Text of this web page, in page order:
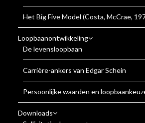
Het Big Five Model (Costa, McCrae,
Loopbaanontwikkeling
De levensloopbaan
Carrière-ankers van Edgar Schein
Persoonlijke waarden en
Downloads